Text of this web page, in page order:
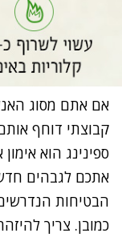
אם אתם מסוג
קבוצתי דוחף
ספינינג הוא
אתכם לגבהים
הבטיחות
כמובן. צריך